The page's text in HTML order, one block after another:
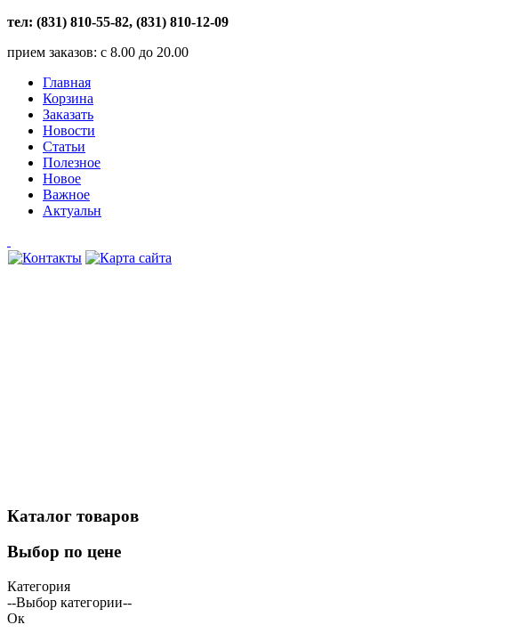
тел: (831) 810-55-82, (831) 810-12-09
прием заказов: с 8.00 до 20.00
Главная
Корзина
Заказать
Новости
Статьи
Полезное
Новое
Важное
Актуальн
Каталог товаров
Выбор по цене
Категория
--Выбор категории--
Ок